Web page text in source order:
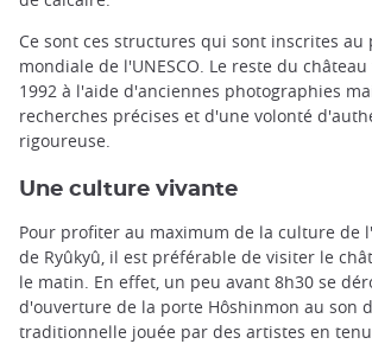
Ce sont ces structures qui sont inscrites au
mondiale de l'UNESCO. Le reste du
1992 à l'aide d'anciennes photographies
recherches précises et d'une volonté
rigoureuse.
Une culture vivante
Pour profiter au maximum de la culture de
de Ryûkyû, il est préférable de visiter le
le matin. En effet, un peu avant 8h30 se
d'ouverture de la porte Hôshinmon au son
traditionnelle jouée par des artistes en